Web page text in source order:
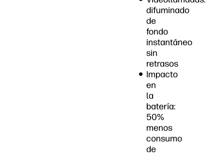
difuminado
de
fondo
instantáneo
sin
retrasos
Impacto
en
la
batería:
50%
menos
consumo
de